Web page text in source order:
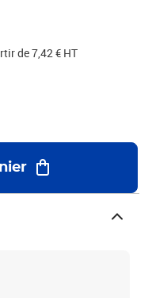
emballages cadeaux
de 7,42 € HT